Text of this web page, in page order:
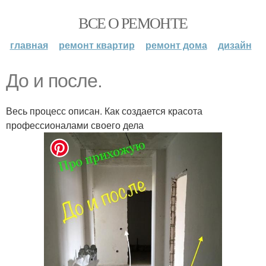
ВСЕ О РЕМОНТЕ
главная ремонт квартир ремонт дома дизайн
До и после.
Весь процесс описан. Как создается красота
профессионалами своего дела